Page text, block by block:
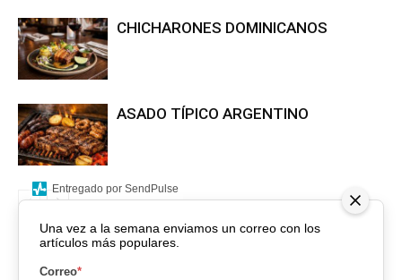
CHICHARONES DOMINICANOS
ASADO TÍPICO ARGENTINO
Una vez a la semana enviamos un correo con los
artículos más populares.
Correo*
Entregado por SendPulse